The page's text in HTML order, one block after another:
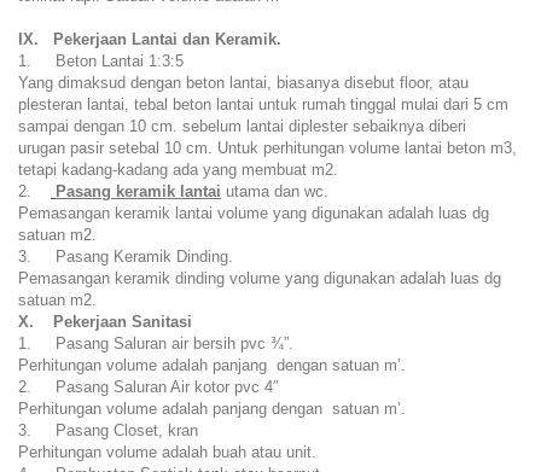
IX. Pekerjaan Lantai dan Keramik.
1. Beton Lantai 1:3:5
Yang dimaksud dengan beton lantai, biasanya disebut floor, atau
plesteran lantai, tebal beton lantai untuk rumah tinggal mulai dari 5 cm
sampai dengan 10 cm. sebelum lantai diplester sebaiknya diberi
urugan pasir setebal 10 cm. Untuk perhitungan volume lantai beton m3,
tetapi kadang-kadang ada yang membuat m2.
2.
Pasang keramik lantai utama dan wc.
Pemasangan keramik lantai volume yang digunakan adalah luas dg
satuan m2.
3. Pasang Keramik Dinding.
Pemasangan keramik dinding volume yang digunakan adalah luas dg
satuan m2.
X. Pekerjaan Sanitasi
1. Pasang Saluran air bersih pvc ¾”.
Perhitungan volume adalah panjang dengan satuan m’.
2. Pasang Saluran Air kotor pvc 4″
Perhitungan volume adalah panjang dengan satuan m’.
3. Pasang Closet, kran
Perhitungan volume adalah buah atau unit.